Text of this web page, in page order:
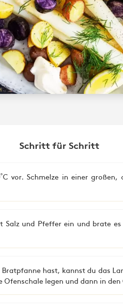
Schritt für Schritt
vor. Schmelze in einer großen,
Salz und Pfeffer ein und brate
hast, kannst du das
legen und dann in den